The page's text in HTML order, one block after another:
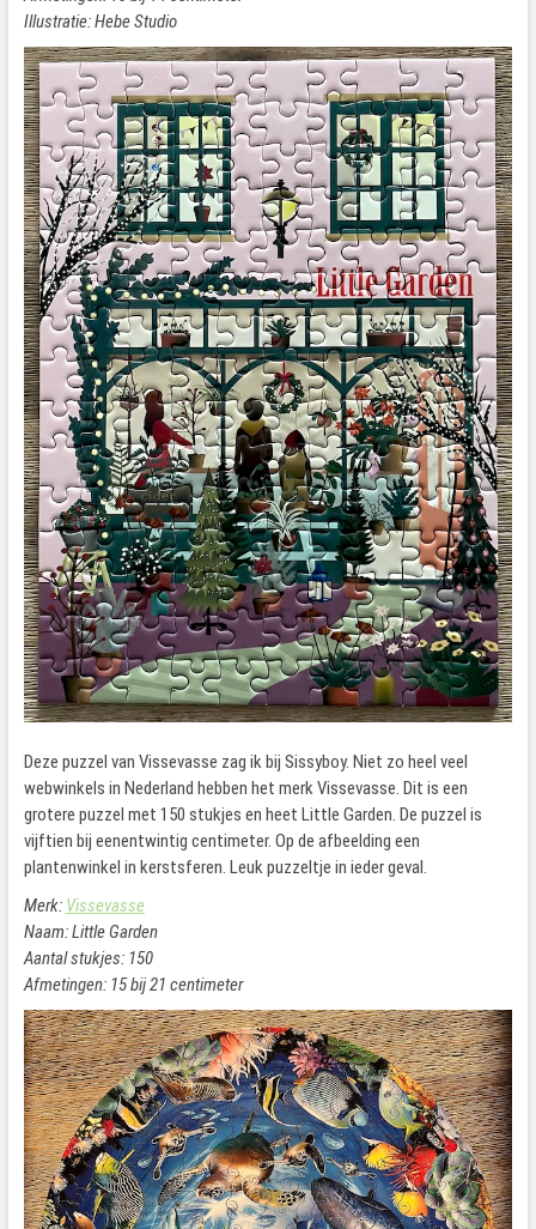
Illustratie: Hebe Studio
Deze puzzel van Vissevasse zag ik bij Sissyboy. Niet zo heel veel
webwinkels in Nederland hebben het merk Vissevasse. Dit is een
grotere puzzel met 150 stukjes en heet Little Garden. De puzzel is
vijftien bij eenentwintig centimeter. Op de afbeelding een
plantenwinkel in kerstsferen. Leuk puzzeltje in ieder geval.
Merk: Vissevasse
Naam: Little Garden
Aantal stukjes: 150
Afmetingen: 15 bij 21 centimeter